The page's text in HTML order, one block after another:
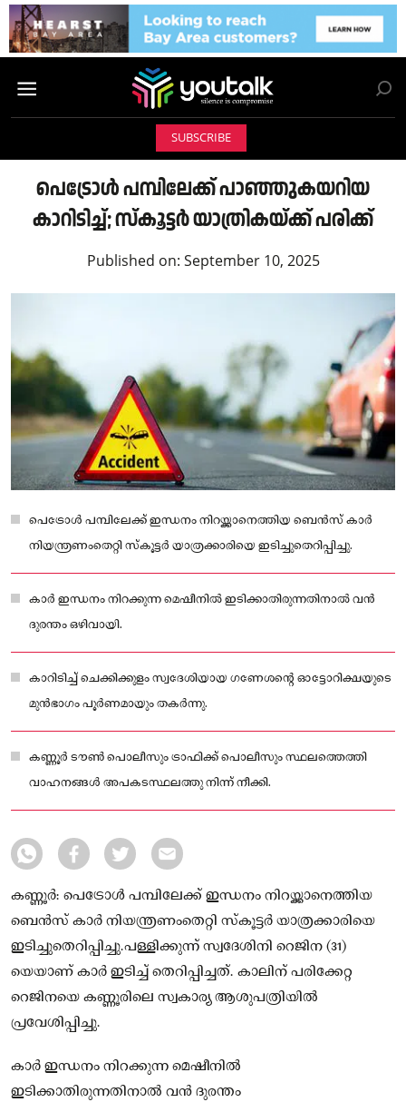
SUBSCRIBE
പെട്രോൾ പമ്പിലേക്ക് പാഞ്ഞുകയറിയ
കാറിടിച്ച്; സ്കൂട്ടർ യാത്രികയ്ക്ക് പരിക്ക്
Published on: September 10, 2025
പെട്രോൾ പമ്പിലേക്ക് ഇന്ധനം നിറയ്ക്കാനെത്തിയ ബെൻസ് കാർ
നിയന്ത്രണംതെറ്റി സ്‌കൂട്ടർ യാത്രക്കാരിയെ ഇടിച്ചുതെറിപ്പിച്ചു.
കാർ ഇന്ധനം നിറക്കുന്ന മെഷീനിൽ ഇടിക്കാതിരുന്നതിനാൽ വൻ
ദുരന്തം ഒഴിവായി.
കാറിടിച്ച് ചെക്കിക്കുളം സ്വദേശിയായ ഗണേശന്റെ ഓട്ടോറിക്ഷയുടെ
മുൻഭാഗം പൂർണമായും തകർന്നു.
കണ്ണൂർ ടൗൺ പൊലീസും ട്രാഫിക്ക് പൊലീസും സ്ഥലത്തെത്തി
വാഹനങ്ങൾ അപകടസ്ഥലത്തു നിന്ന് നീക്കി.
കണ്ണൂർ: പെട്രോൾ പമ്പിലേക്ക് ഇന്ധനം നിറയ്ക്കാനെത്തിയ
ബെൻസ് കാർ നിയന്ത്രണംതെറ്റി സ്‌കൂട്ടർ യാത്രക്കാരിയെ
ഇടിച്ചുതെറിപ്പിച്ചു.പള്ളിക്കുന്ന് സ്വദേശിനി റെജിന (31)
യെയാണ് കാർ ഇടിച്ച് തെറിപ്പിച്ചത്. കാലിന് പരിക്കേറ്റ
റെജിനയെ കണ്ണൂരിലെ സ്വകാര്യ ആശുപത്രിയിൽ
പ്രവേശിപ്പിച്ചു.
കാർ ഇന്ധനം നിറക്കുന്ന മെഷീനിൽ
ഇടിക്കാതിരുന്നതിനാൽ വൻ ദുരന്തം